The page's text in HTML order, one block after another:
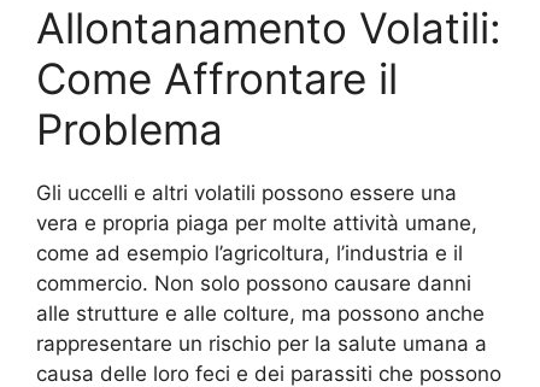
Allontanamento Volatili:
Come Affrontare il
Problema
Gli uccelli e altri volatili possono essere una
vera e propria piaga per molte attività umane,
come ad esempio l’agricoltura, l’industria e il
commercio. Non solo possono causare danni
alle strutture e alle colture, ma possono anche
rappresentare un rischio per la salute umana a
causa delle loro feci e dei parassiti che possono